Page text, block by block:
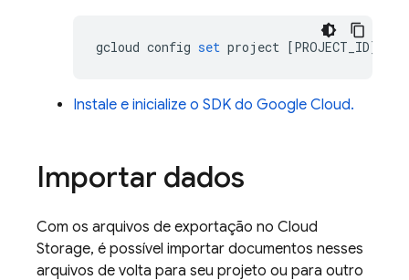
gcloud config set project [PROJECT_ID]
Instale e inicialize o SDK do Google Cloud.
Importar dados
Com os arquivos de exportação no Cloud
Storage, é possível importar documentos nesses
arquivos de volta para seu projeto ou para outro